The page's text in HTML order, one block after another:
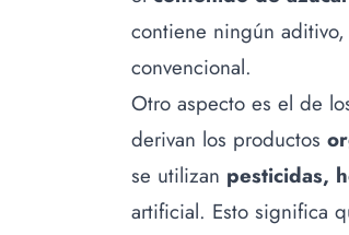
contiene ningún
convencional.
Otro aspecto es el de
derivan los productos
se utilizan pesticidas,
artificial. Esto significa